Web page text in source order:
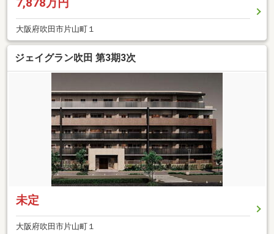
大阪府吹田市片山町１
ジェイグラン吹田 第3期3次
未定
大阪府吹田市片山町１